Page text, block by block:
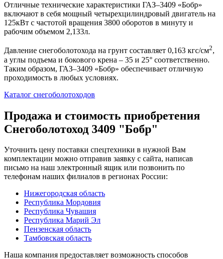
Отличные технические характеристики ГАЗ–3409 «Бобр»
включают в себя мощный четырехцилиндровый двигатель на
125кВт с частотой вращения 3800 оборотов в минуту и
рабочим объемом 2,133л.
Давление снегоболотохода на грунт составляет 0,163 кгс/см2,
а углы подъема и бокового крена – 35 и 25° соответственно.
Таким образом, ГАЗ–3409 «Бобр» обеспечивает отличную
проходимость в любых условиях.
Каталог снегоболотоходов
Продажа и cтоимость приобретения
Снегоболотоход 3409 "Бобр"
Уточнить цену поставки спецтехники в нужной Вам
комплектации можно отправив заявку с сайта, написав
письмо на наш электронный ящик или позвонить по
телефонам наших филиалов в регионах России:
Нижегородская область
Республика Мордовия
Республика Чувашия
Республика Марий Эл
Пензенская область
Тамбовская область
Наша компания предоставляет возможность способов